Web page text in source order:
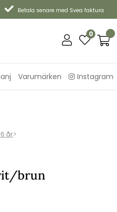
Betala senare med Svea faktura
0
Varumärken Instagram
år>
brun